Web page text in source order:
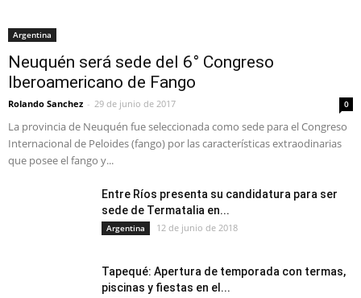
Argentina
Neuquén será sede del 6° Congreso
Iberoamericano de Fango
Rolando Sanchez - 29 de junio de 2017 0
La provincia de Neuquén fue seleccionada como sede para el Congreso
Internacional de Peloides (fango) por las características extraodinarias
que posee el fango y...
Entre Ríos presenta su candidatura para ser
sede de Termatalia en...
Argentina 12 de junio de 2018
Tapequé: Apertura de temporada con termas,
piscinas y fiestas en el...